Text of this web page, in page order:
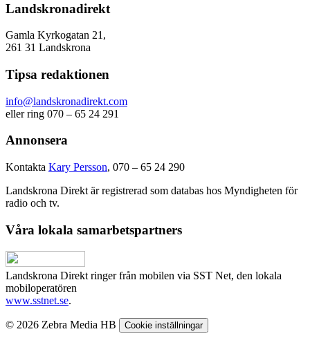
Landskronadirekt
Gamla Kyrkogatan 21,
261 31 Landskrona
Tipsa redaktionen
info@landskronadirekt.com
eller ring 070 – 65 24 291
Annonsera
Kontakta Kary Persson, 070 – 65 24 290
Landskrona Direkt är registrerad som databas hos Myndigheten för
radio och tv.
Våra lokala samarbetspartners
Landskrona Direkt ringer från mobilen via SST Net, den lokala
mobiloperatören
www.sstnet.se.
© 2026 Zebra Media HB Cookie inställningar